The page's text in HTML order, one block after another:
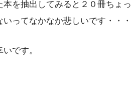
を抽出してみると２０冊ちょ
ってなかなか悲しいです・・
です。